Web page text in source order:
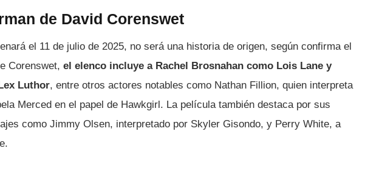
de David Corenswet
el 11 de julio de 2025, no será una historia de origen, según confirma el
Corenswet, el elenco incluye a Rachel Brosnahan como Lois Lane y
Luthor, entre otros actores notables como Nathan Fillion, quien interpreta
Merced en el papel de Hawkgirl. La película también destaca por sus
como Jimmy Olsen, interpretado por Skyler Gisondo, y Perry White, a